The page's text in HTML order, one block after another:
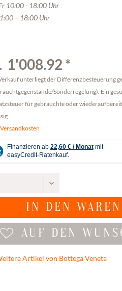
10:00 - 18:00 Uhr
– 18:00 Uhr
1'008.92 *
unterliegt der Differenzbesteuerung
Sonderregelung). Ein
für gebrauchte oder
IN DEN
AUF DEN
Artikel von Bottega Veneta